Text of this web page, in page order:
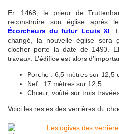
En 1468, le prieur de
reconstruire son église après
Écorcheurs du futur Louis XI
changé, la nouvelle église sera
clocher porte la date de 1490.
travaux. L’édifice est alors
Porche : 6,5 mètres sur 12,5
Nef : 17 mètres sur 12,5
Chœur, voûté sur trois
Voici les restes des verrières du